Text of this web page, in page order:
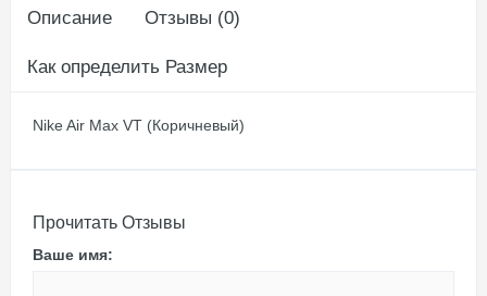
Описание Отзывы (0)
Как определить Размер
Nike Air Max VT (Коричневый)
Прочитать Отзывы
Ваше имя: